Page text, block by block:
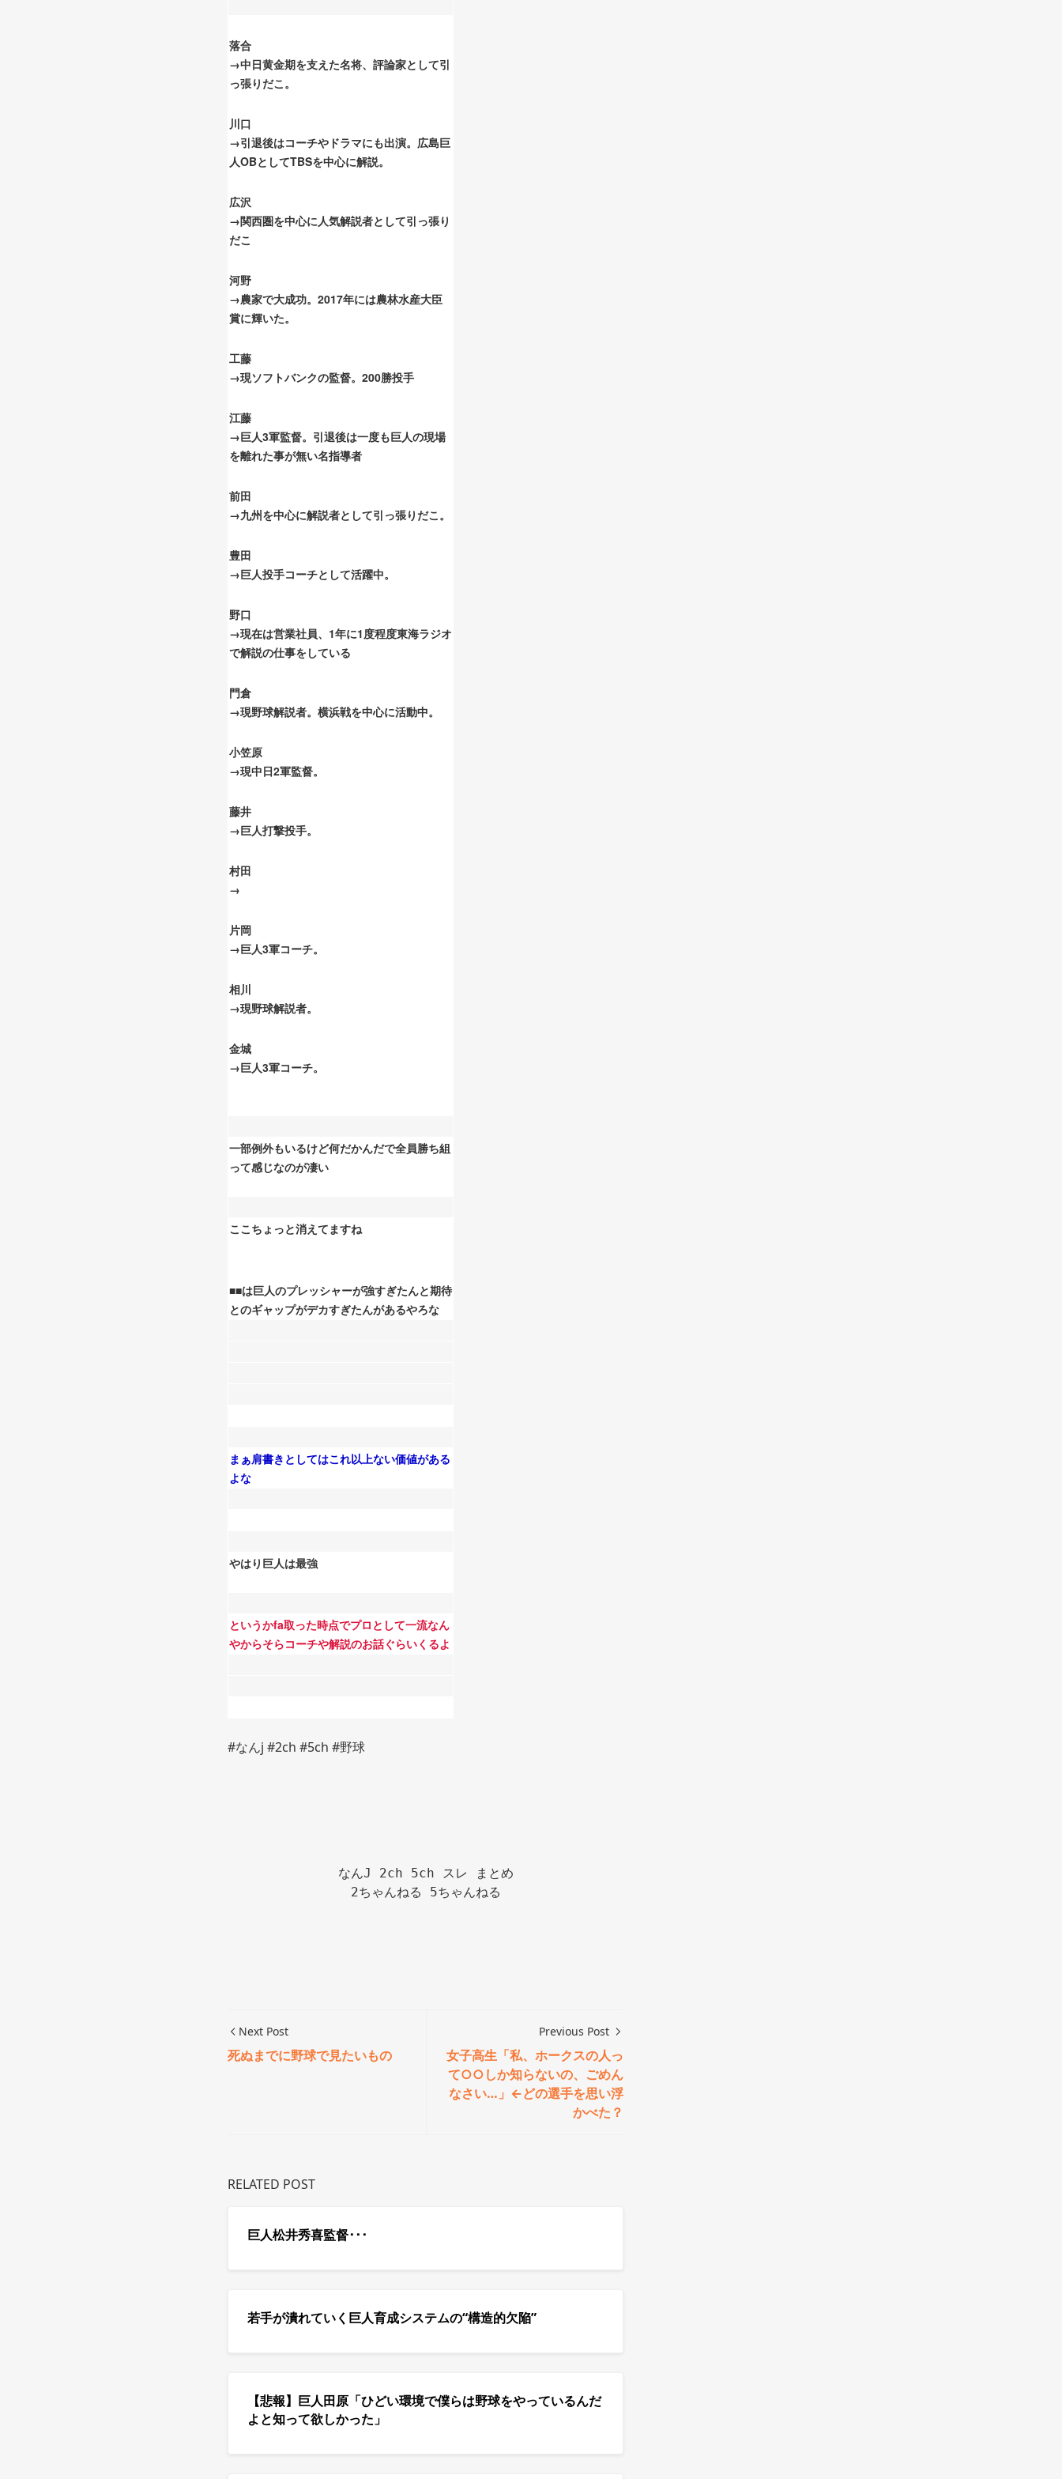
落合
→中日黄金期を支えた名将、評論家として引
っ張りだこ。
川口
→引退後はコーチやドラマにも出演。広島巨
人OBとしてTBSを中心に解説。
広沢
→関西圏を中心に人気解説者として引っ張り
だこ
河野
→農家で大成功。2017年には農林水産大臣
賞に輝いた。
工藤
→現ソフトバンクの監督。200勝投手
江藤
→巨人3軍監督。引退後は一度も巨人の現場
を離れた事が無い名指導者
前田
→九州を中心に解説者として引っ張りだこ。
豊田
→巨人投手コーチとして活躍中。
野口
→現在は営業社員、1年に1度程度東海ラジオ
で解説の仕事をしている
門倉
→現野球解説者。横浜戦を中心に活動中。
小笠原
→現中日2軍監督。
藤井
→巨人打撃投手。
村田
→
片岡
→巨人3軍コーチ。
相川
→現野球解説者。
金城
→巨人3軍コーチ。
一部例外もいるけど何だかんだで全員勝ち組
って感じなのが凄い
ここちょっと消えてますね
■■は巨人のプレッシャーが強すぎたんと期待
とのギャップがデカすぎたんがあるやろな
まぁ肩書きとしてはこれ以上ない価値がある
よな
やはり巨人は最強
というかfa取った時点でプロとして一流なん
やからそらコーチや解説のお話ぐらいくるよ
#なんj #2ch #5ch #野球
なんJ 2ch 5ch スレ まとめ
2ちゃんねる 5ちゃんねる
Next Post
死ぬまでに野球で見たいもの
Previous Post
女子高生「私、ホークスの人っ
て○○しか知らないの、ごめん
なさい…」←どの選手を思い浮
かべた？
RELATED POST
巨人松井秀喜監督･･･
若手が潰れていく巨人育成システムの“構造的欠陥”
【悲報】巨人田原「ひどい環境で僕らは野球をやっているんだ
よと知って欲しかった」